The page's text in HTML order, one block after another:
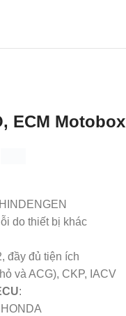
ECM Motobox
do thiết bị khác
đầy đủ tiện ích
và ACG), CKP, IACV
: